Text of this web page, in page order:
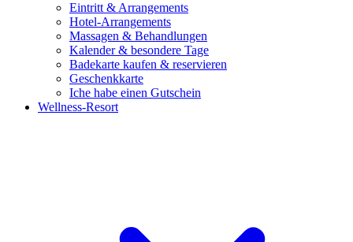
Eintritt & Arrangements
Hotel-Arrangements
Massagen & Behandlungen
Kalender & besondere Tage
Badekarte kaufen & reservieren
Geschenkkarte
Iche habe einen Gutschein
Wellness-Resort